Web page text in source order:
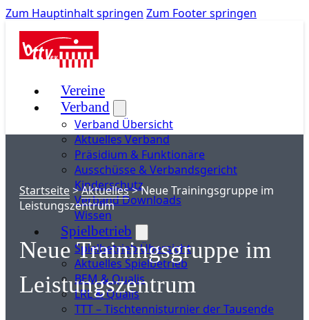
Zum Hauptinhalt springen Zum Footer springen
Vereine
Verband
Verband Übersicht
Aktuelles Verband
Präsidium & Funktionäre
Ausschüsse & Verbandsgericht
Kinderschutz
Verband Downloads
Wissen
Spielbetrieb
Spielbetrieb Übersicht
Aktuelles Spielbetrieb
BEM & Qualis
LRL & Qualis
TTT – Tischtennisturnier der Tausende
Startseite>Aktuelles>Neue Trainingsgruppe im
Leistungszentrum
Neue Trainingsgruppe im
Leistungszentrum